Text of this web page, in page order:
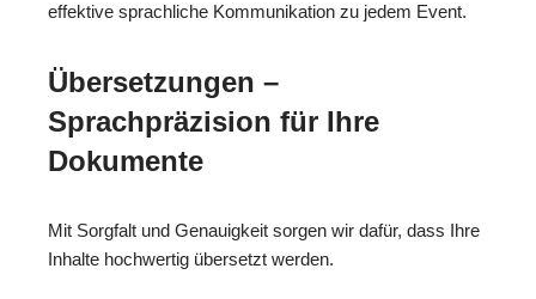
effektive sprachliche Kommunikation zu jedem Event.
Übersetzungen –
Sprachpräzision für Ihre
Dokumente
Mit Sorgfalt und Genauigkeit sorgen wir dafür, dass Ihre
Inhalte hochwertig übersetzt werden.